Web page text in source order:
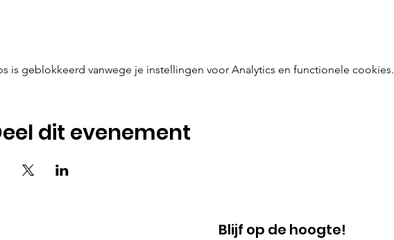
is geblokkeerd vanwege je instellingen voor Analytics en functionele cookies.
dit evenement
Blijf op de hoogte!